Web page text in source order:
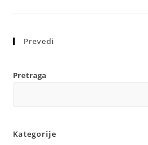
Prevedi
Pretraga
Kategorije